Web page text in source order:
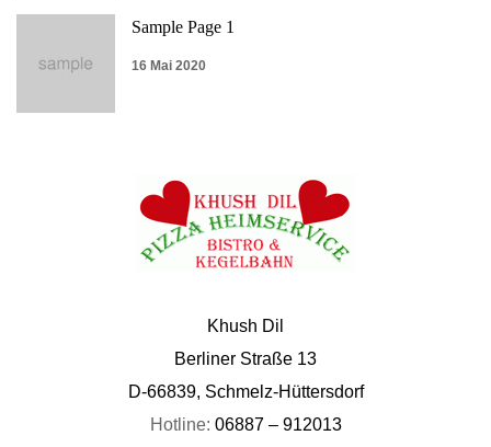
Sample Page 1
16 Mai 2020
Khush Dil
Berliner Straße 13
D-66839, Schmelz-Hüttersdorf
Hotline: 06887 – 912013